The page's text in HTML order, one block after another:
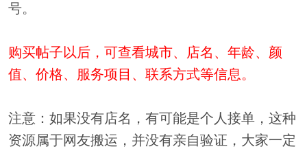
号。
购买帖子以后，可查看城市、店名、年龄、颜
值、价格、服务项目、联系方式等信息。
注意：如果没有店名，有可能是个人接单，这种
资源属于网友搬运，并没有亲自验证，大家一定